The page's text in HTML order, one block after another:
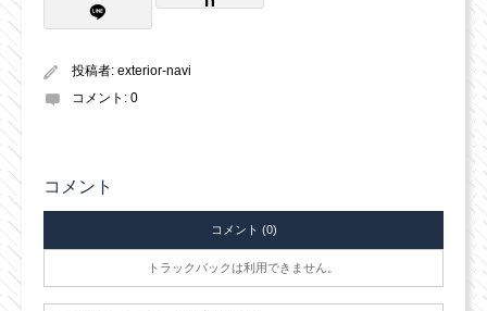
投稿者: exterior-navi
コメント: 0
コメント
コメント (0)
トラックバックは利用できません。